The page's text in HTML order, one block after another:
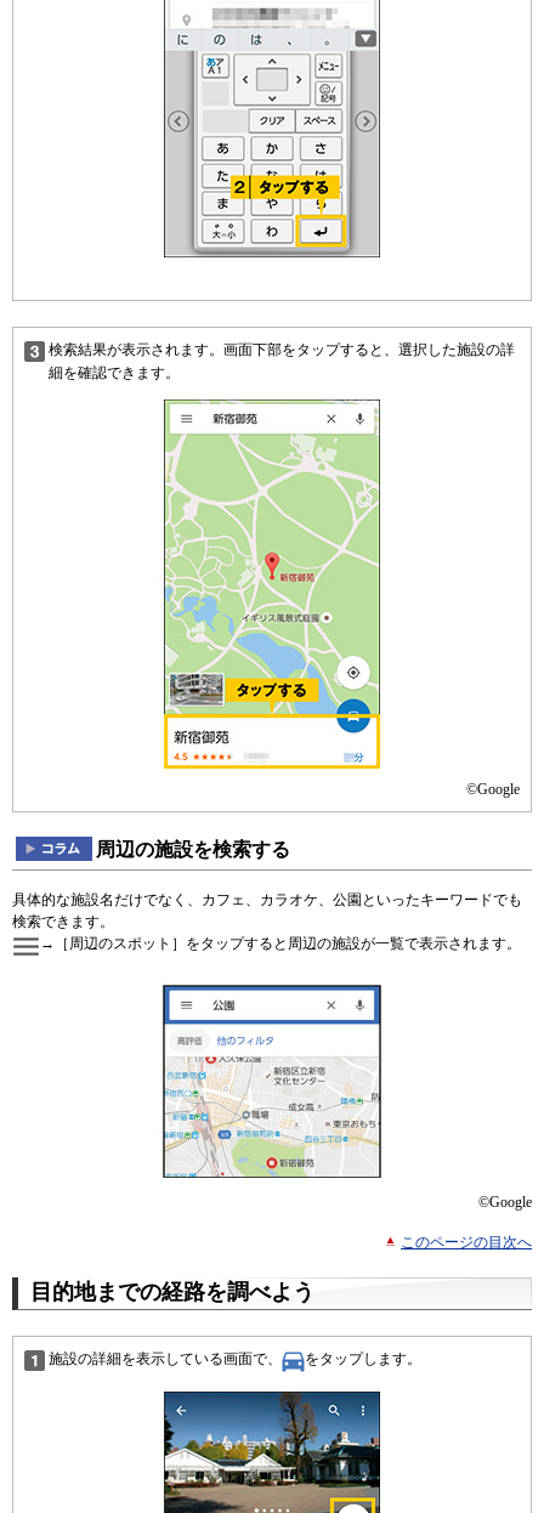
検索結果が表示されます。画面下部をタップすると、選択した施設の詳
細を確認できます。
©Google
周辺の施設を検索する
具体的な施設名だけでなく、カフェ、カラオケ、公園といったキーワードでも
検索できます。
→［周辺のスポット］をタップすると周辺の施設が一覧で表示されます。
©Google
このページの目次へ
目的地までの経路を調べよう
施設の詳細を表示している画面で、 をタップします。